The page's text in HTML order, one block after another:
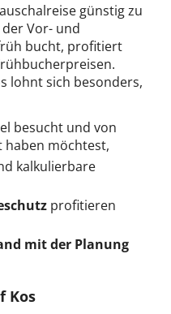
günstig zu
Vor- und
bucht, profitiert
lohnt sich besonders,
besucht und von
haben möchtest,
kalkulierbare
profitieren
mit der Planung
Kos